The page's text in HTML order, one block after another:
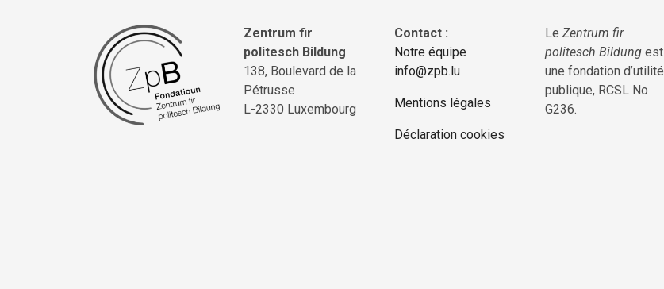
Zentrum fir
politesch Bildung
138, Boulevard de la
Pétrusse
L-2330 Luxembourg
Contact :
Notre équipe
info@zpb.lu
Mentions légales
Déclaration cookies
Le Zentrum fir
politesch Bildung est
une fondation d’utilité
publique, RCSL No
G236.